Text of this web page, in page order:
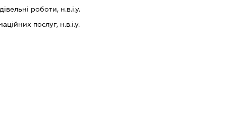
роботи, н.в.і.у.
послуг, н.в.і.у.